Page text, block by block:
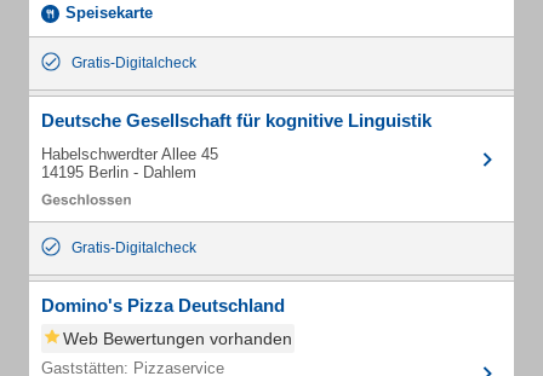
Speisekarte
Gratis-Digitalcheck
Deutsche Gesellschaft für kognitive Linguistik
Habelschwerdter Allee 45
14195 Berlin - Dahlem
Gratis-Digitalcheck
Domino's Pizza Deutschland
Web Bewertungen vorhanden
Gaststätten: Pizzaservice